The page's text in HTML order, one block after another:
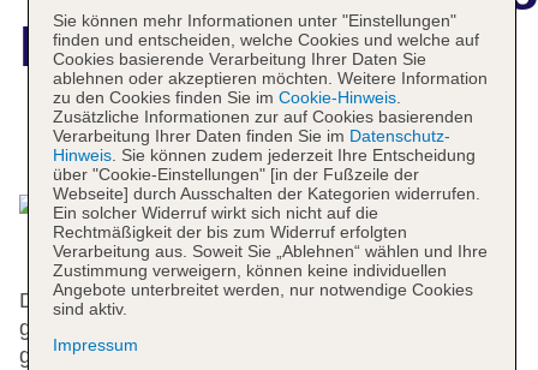
Hotel Marino
Das bietet Ihre Unterkunft
Das freundliche Personal an der Rezeption ist
gerne bei allen Fragen behilflich. Zur Einrichtung
gehören eine Gepäckaufbewahrung und ein Safe.
Sie können mehr Informationen unter "Einstellungen"
finden und entscheiden, welche Cookies und welche auf
Cookies basierende Verarbeitung Ihrer Daten Sie
ablehnen oder akzeptieren möchten. Weitere Information
zu den Cookies finden Sie im Cookie-Hinweis.
Zusätzliche Informationen zur auf Cookies basierenden
Verarbeitung Ihrer Daten finden Sie im Datenschutz-
Hinweis. Sie können zudem jederzeit Ihre Entscheidung
über "Cookie-Einstellungen" [in der Fußzeile der
Webseite] durch Ausschalten der Kategorien widerrufen.
Ein solcher Widerruf wirkt sich nicht auf die
Rechtmäßigkeit der bis zum Widerruf erfolgten
Verarbeitung aus. Soweit Sie „Ablehnen“ wählen und Ihre
Zustimmung verweigern, können keine individuellen
Angebote unterbreitet werden, nur notwendige Cookies
sind aktiv.
Impressum